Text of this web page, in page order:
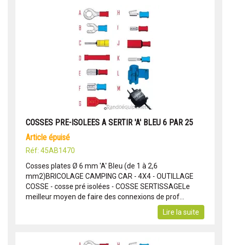
COSSES PRE-ISOLEES A SERTIR 'A' BLEU 6 PAR 25
article épuisé
Réf: 45AB1470
Cosses plates Ø 6 mm 'A' Bleu (de 1 à 2,6
mm2)BRICOLAGE CAMPING CAR - 4X4 - OUTILLAGE
COSSE - cosse pré isolées - COSSE SERTISSAGELe
meilleur moyen de faire des connexions de prof...
Lire la suite